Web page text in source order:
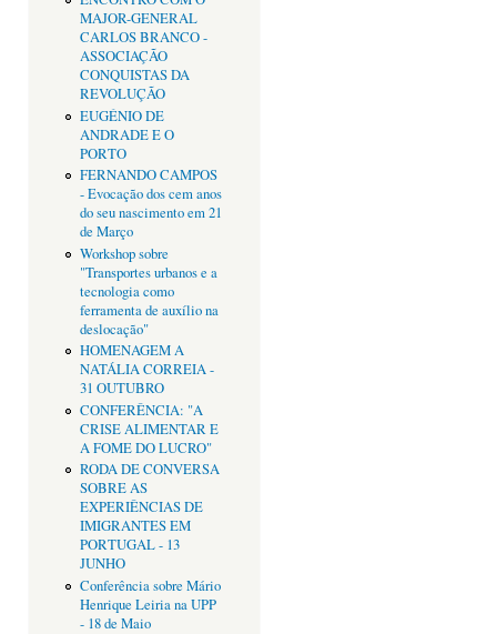
MAJOR-GENERAL
CARLOS BRANCO -
ASSOCIAÇÃO
CONQUISTAS DA
REVOLUÇÃO
EUGÉNIO DE
ANDRADE E O
PORTO
FERNANDO CAMPOS
- Evocação dos cem anos
do seu nascimento em 21
de Março
Workshop sobre
"Transportes urbanos e a
tecnologia como
ferramenta de auxílio na
deslocação"
HOMENAGEM A
NATÁLIA CORREIA -
31 OUTUBRO
CONFERÊNCIA: "A
CRISE ALIMENTAR E
A FOME DO LUCRO"
RODA DE CONVERSA
SOBRE AS
EXPERIÊNCIAS DE
IMIGRANTES EM
PORTUGAL - 13
JUNHO
Conferência sobre Mário
Henrique Leiria na UPP
- 18 de Maio